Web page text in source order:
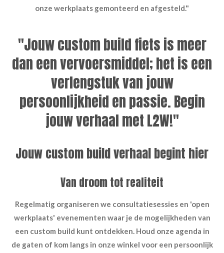
onze werkplaats gemonteerd en afgesteld."
"Jouw custom build fiets is meer
dan een vervoersmiddel; het is een
verlengstuk van jouw
persoonlijkheid en passie. Begin
jouw verhaal met L2W!"
Jouw custom build verhaal begint hier
Van droom tot realiteit
Regelmatig organiseren we consultatiesessies en 'open
werkplaats' evenementen waar je de mogelijkheden van
een custom build kunt ontdekken. Houd onze agenda in
de gaten of kom langs in onze winkel voor een persoonlijk